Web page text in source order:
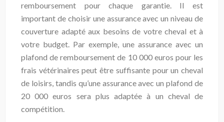
remboursement pour chaque garantie. Il est
important de choisir une assurance avec un niveau de
couverture adapté aux besoins de votre cheval et à
votre budget. Par exemple, une assurance avec un
plafond de remboursement de 10 000 euros pour les
frais vétérinaires peut être suffisante pour un cheval
de loisirs, tandis qu’une assurance avec un plafond de
20 000 euros sera plus adaptée à un cheval de
compétition.